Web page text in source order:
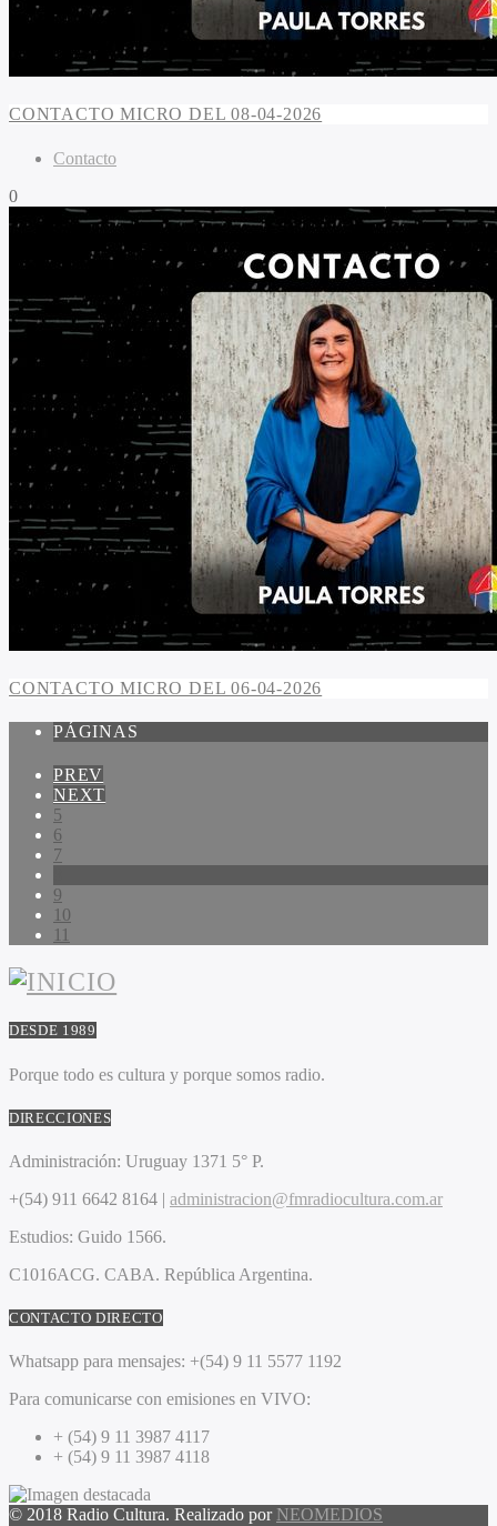
CONTACTO MICRO DEL 08-04-2026
Contacto
0
CONTACTO MICRO DEL 06-04-2026
PÁGINAS
PREV
NEXT
5
6
7
9
10
11
DESDE 1989
Porque todo es cultura y porque somos radio.
DIRECCIONES
Administración: Uruguay 1371 5° P.
+(54) 911 6642 8164 | administracion@fmradiocultura.com.ar
Estudios: Guido 1566.
C1016ACG. CABA. República Argentina.
CONTACTO DIRECTO
Whatsapp para mensajes: +(54) 9 11 5577 1192
Para comunicarse con emisiones en VIVO:
+ (54) 9 11 3987 4117
+ (54) 9 11 3987 4118
© 2018 Radio Cultura. Realizado por NEOMEDIOS